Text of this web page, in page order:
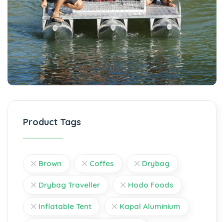
Product Tags
Brown Coffes Drybag
Drybag Traveller Hodo Foods
Inflatable Tent Kapal Aluminium